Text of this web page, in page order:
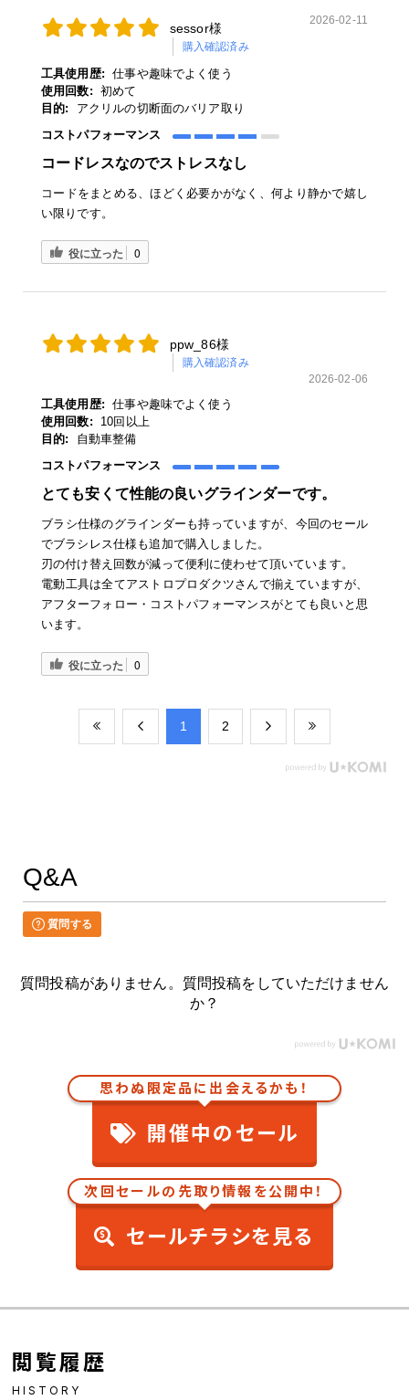
sessor様
購入確認済み
2026-02-11
工具使用歴: 仕事や趣味でよく使う
使用回数: 初めて
目的:
アクリルの切断面のバリア取り
コストパフォーマンス
コードレスなのでストレスなし
コードをまとめる、ほどく必要かがなく、何より静かで嬉し
い限りです。
役に立った 0
ppw_86様
購入確認済み
2026-02-06
工具使用歴: 仕事や趣味でよく使う
使用回数:
10回以上
目的:
自動車整備
コストパフォーマンス
とても安くて性能の良いグラインダーです。
ブラシ仕様のグラインダーも持っていますが、今回のセール
でブラシレス仕様も追加で購入しました。
刃の付け替え回数が減って便利に使わせて頂いています。
電動工具は全てアストロプロダクツさんで揃えていますが、
アフターフォロー・コストパフォーマンスがとても良いと思
います。
役に立った 0
​1 ​2
Q&A
質問する
質問投稿がありません。質問投稿をしていただけません
か？
思わぬ限定品に出会えるかも！
開催中のセール
次回セールの先取り情報を公開中！
セールチラシを見る
閲覧履歴
HISTORY